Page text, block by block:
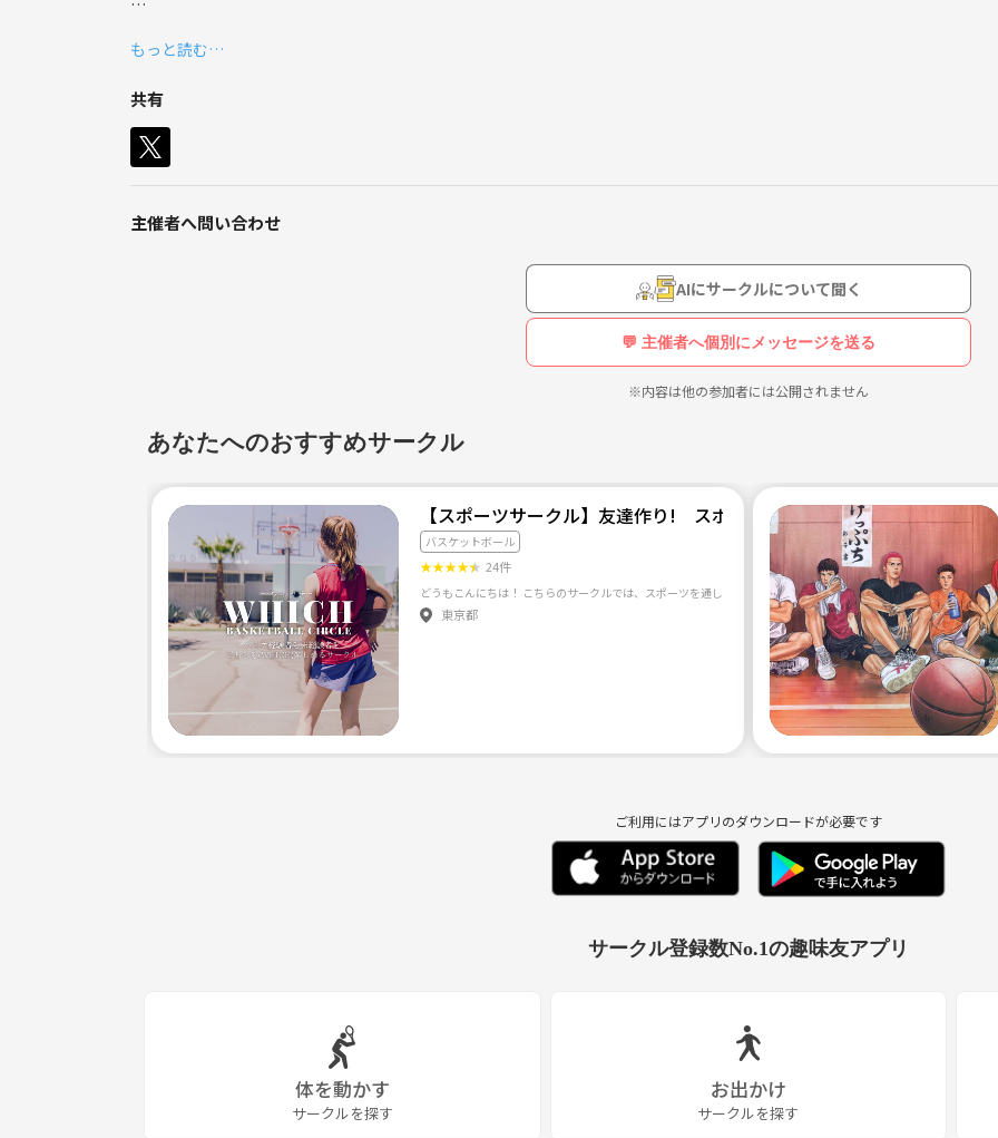
【サークル設立の想い】
人と関わる機会が少なくなってる中で、仲良くなる場を作れたらと思いました😊
[開催日]
4月
以前、バスケサークルを運営しており、また活動再開を期に新しくサークルを立ち上げました。
初心者中心のためガツガツやるのではなく、初心者にあわせて行い、経験者の方には初心者の方や女性の方に合わせてや
いこうと思います。
勝ち負けは問わずやっているため楽しむことを重きにおいてます。
友達作り目的、体力作り、健康のためなどさまざまな理由で参加されている方多いためぜひ気軽にご参加ください😊
●参加費500円
●持ち物
ボールある方はお持ちください。
ない方はこちらにご用意あります。
楽しんでやりたいのでご不明な点、不安なことは気軽に聞いてください。
もっと読む…
共有
主催者へ問い合わせ
AIにサークルについて聞く
💬 主催者へ個別にメッセージを送る
※内容は他の参加者には公開されません
あなたへのおすすめサークル
【スポーツサークル】友達作り! スポーツの良さを分かち合いたい！
バスケットボール
★★★★★ 24件
東京都
ご利用にはアプリのダウンロードが必要です
サークル登録数No.1の趣味友アプリ
体を動かす
サークルを探す
お出かけ
サークルを探す